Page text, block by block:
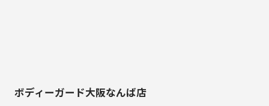
ボディーガード大阪なんば店